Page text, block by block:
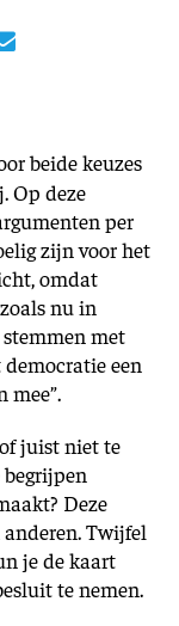
beide keuzes
Op deze
per
zijn voor het
omdat
nu in
met
een
mee”.
juist niet te
Deze
Twijfel
je de kaart
te nemen.